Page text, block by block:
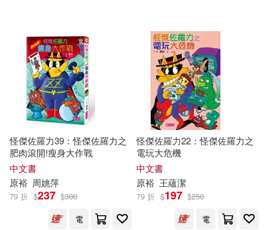
怪傑佐羅力39：怪傑佐羅力之
肥肉滾開!瘦身大作戰
中文書
原裕 周姚萍
79 折 $237 $300
電
怪傑佐羅力22：怪傑佐羅力之
電玩大危機
中文書
原裕 王蘊潔
79 折 $197 $250
電